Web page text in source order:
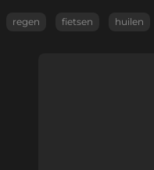
regen fietsen huilen